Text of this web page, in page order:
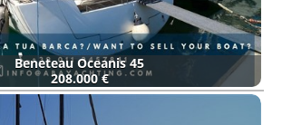
Beneteau Oceanis 45
208.000 €